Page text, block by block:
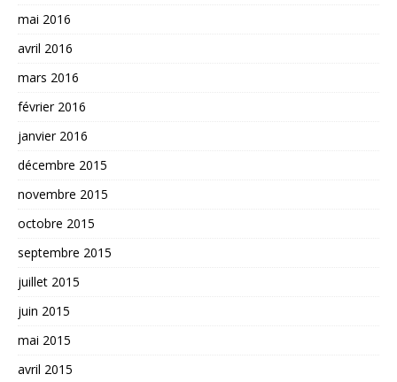
mai 2016
avril 2016
mars 2016
février 2016
janvier 2016
décembre 2015
novembre 2015
octobre 2015
septembre 2015
juillet 2015
juin 2015
mai 2015
avril 2015